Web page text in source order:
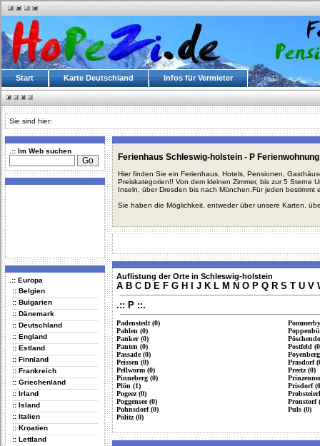
Start Karte Deutschland Infos für Vermieter
Sie sind hier:
.:: Im Web suchen
.:: Europa
:: Belgien
:: Bulgarien
:: Dänemark
:: Deutschland
:: England
:: Estland
:: Finnland
:: Frankreich
:: Griechenland
:: Irland
:: Island
:: Italien
:: Kroatien
:: Lettland
Ferienhaus Schleswig-holstein - P
Hier finden Sie ein Ferienhaus, Hotels, Pensionen,
Preiskategorien!! Von dem kleinen Zimmer, bis zur 5 Sterne
Inseln, über Dresden bis nach München.Für jeden bestimmt
Sie haben die Möglichkeit, entweder über unsere Karten,
Auflistung der Orte in Schleswig-holstein
A B C D E F G H J K L M N O P Q R S T U V
.:: P ::.
Padenstedt (0)
Pahlen (0)
Panker (0)
Panten (0)
Passade (0)
Peissen (0)
Pellworm (0)
Pinneberg (0)
Plön (1)
Pogeez (0)
Poggensee (0)
Pohnsdorf (0)
Pölitz (0)
Postfeld
Prasdorf
Preetz (0)
Prisdorf
Pronstorf
Puls (0)